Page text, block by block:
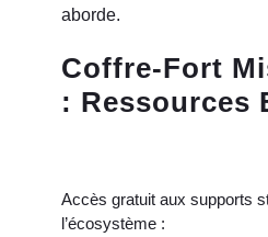
aborde.
Coffre-Fort
: Ressources
Accès gratuit aux supports
l’écosystème :